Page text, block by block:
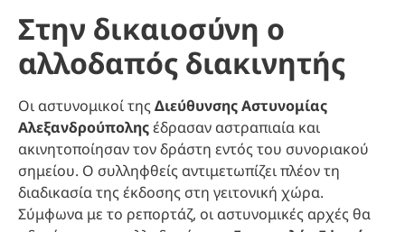
Στην δικαιοσύνη ο
αλλοδαπός διακινητής
Οι αστυνομικοί της Διεύθυνσης Αστυνομίας
Αλεξανδρούποληςέδρασαν αστραπιαία και
ακινητοποίησαν τον δράστη εντός του συνοριακού
σημείου. Ο συλληφθείς αντιμετωπίζει πλέον τη
διαδικασία της έκδοσης στη γειτονική χώρα.
Σύμφωνα με το ρεπορτάζ, οι αστυνομικές αρχές θα